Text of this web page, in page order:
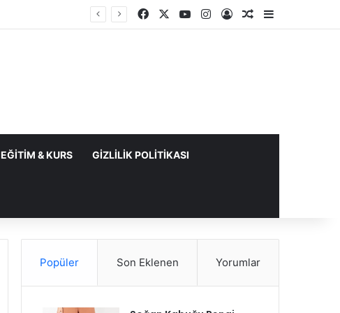
FacebookYouTubeInstagram
Kayıt OlRastgele Makale
Kenar
EĞITIM & KURS GIZLILIK POLITIKASI
Popüler Son Eklenen Yorumlar